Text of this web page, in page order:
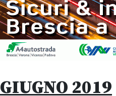
GIUGNO 2019